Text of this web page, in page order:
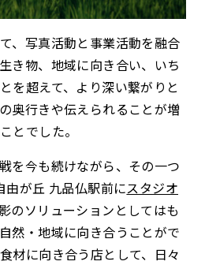
、写真活動と事業活動を融合
き物、地域に向き合い、いち
を超えて、より深い繋がりと
奥行きや伝えられることが増
とでした。
を今も続けながら、その一つ
由が丘 九品仏駅前にスタジオ
のソリューションとしてはも
然・地域に向き合うことがで
材に向き合う店として、日々